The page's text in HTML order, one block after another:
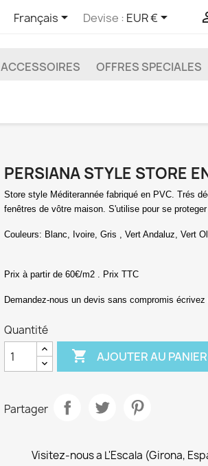
Français Devise : EUR €
ACCESSOIRES OFFRES SPECIALES
PERSIANA STYLE STORE
Store style Méditerannée fabriqué en PVC. Trés
fenêtres de vôtre maison. S'utilise pour se
Couleurs: Blanc, Ivoire, Gris , Vert Andaluz, Vert
Prix à partir de 60€/m2 . Prix TTC
Demandez-nous un devis sans compromis écrivez
Quantité
 AJOUTER AU PANIER
Partager
Visitez-nous a L'Escala (Girona,